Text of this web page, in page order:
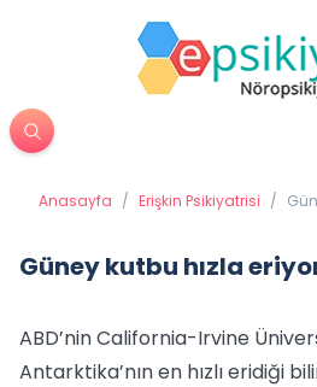
Anasayfa / Erişkin Psikiyatrisi /
Güney kutbu hızla
ABD’nin California-Irvine
Antarktika’nın en hızlı eridiği